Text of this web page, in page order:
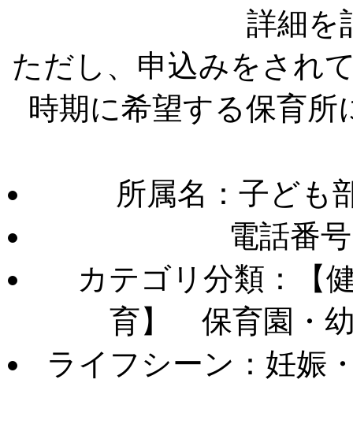
詳細を
ただし、申込みをされ
時期に希望する保育
所属名：子ども
電話番
カテゴリ分類：【
育】 保育園・
ライフシーン：妊